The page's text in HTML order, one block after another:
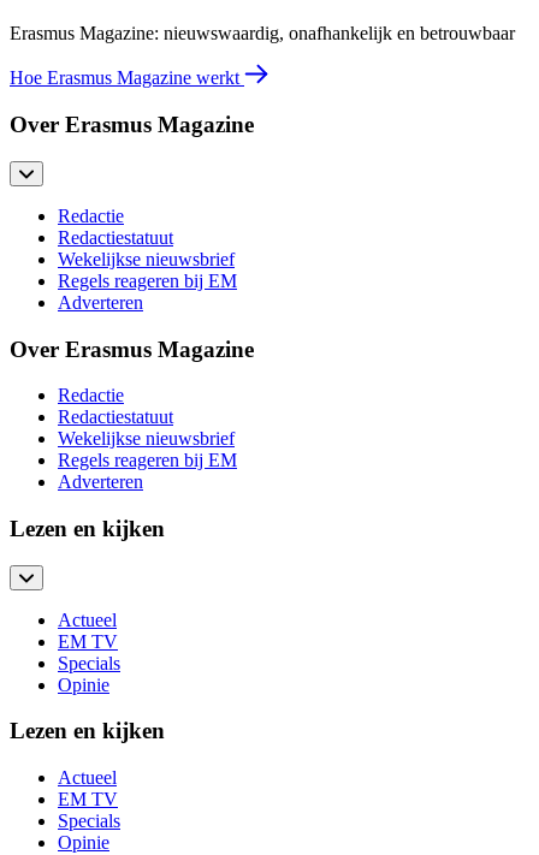
Erasmus Magazine: nieuwswaardig, onafhankelijk en betrouwbaar
Hoe Erasmus Magazine werkt
Over Erasmus Magazine
Redactie
Redactiestatuut
Wekelijkse nieuwsbrief
Regels reageren bij EM
Adverteren
Over Erasmus Magazine
Redactie
Redactiestatuut
Wekelijkse nieuwsbrief
Regels reageren bij EM
Adverteren
Lezen en kijken
Actueel
EM TV
Specials
Opinie
Lezen en kijken
Actueel
EM TV
Specials
Opinie